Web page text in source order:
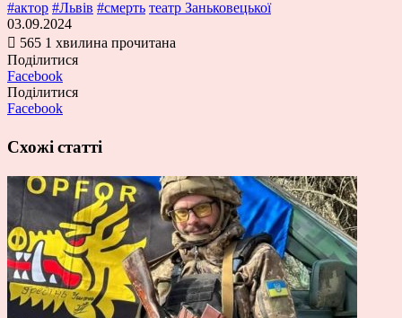
#актор #Львів #смерть театр Заньковецької
03.09.2024
565 1 хвилина прочитана
Поділитися
Facebook
Поділитися
Facebook
Схожі статті